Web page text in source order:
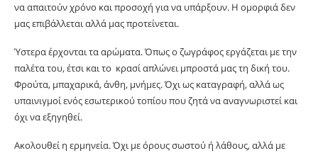
να απαιτούν χρόνο και προσοχή για να υπάρξουν. Η ομορφιά δεν
μας επιβάλλεται αλλά μας προτείνεται.
Ύστερα έρχονται τα αρώματα. Όπως ο ζωγράφος εργάζεται με την
παλέτα του, έτσι και το κρασί απλώνει μπροστά μας τη δική του.
Φρούτα, μπαχαρικά, άνθη, μνήμες. Όχι ως καταγραφή, αλλά ως
υπαινιγμοί ενός εσωτερικού τοπίου που ζητά να αναγνωριστεί και
όχι να εξηγηθεί.
Ακολουθεί η ερμηνεία. Όχι με όρους σωστού ή λάθους, αλλά με